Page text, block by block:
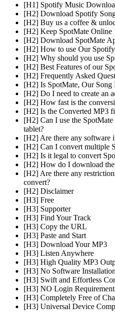
[H1] Spotify Music
[H2] Download Spotify
[H2] Buy us a coffee &
[H2] Keep SpotMate Online
[H2] Download SpotMate
[H2] How to use Our
[H2] Why should you use
[H2] Best Features of our
[H2] Frequently Asked
[H2] Is SpotMate, Our Song
[H2] Do I need to create an
[H2] How fast is the
[H2] Is the Converted MP3
[H2] Can I use the
tablet?
[H2] Are there any software
[H2] Can I convert multiple
[H2] Is it legal to convert
[H2] How do I download
[H2] Are there any
convert?
[H2] Disclaimer
[H3] Free
[H3] Supporter
[H3] Find Your Track
[H3] Copy the URL
[H3] Paste and Start
[H3] Download Your MP3
[H3] Listen Anywhere
[H3] High Quality MP3
[H3] No Software
[H3] Swift and Effortless
[H3] NO Login
[H3] Completely Free of
[H3] Universal Device